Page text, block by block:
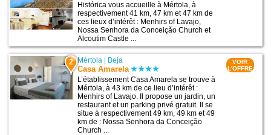
Histórica vous accueille à Mértola, à
respectivement 41 km, 47 km et 47 km de
ces lieux d’intérêt : Menhirs of Lavajo,
Nossa Senhora da Conceição Church et
Alcoutim Castle ...
2 Mértola Beja
Casa Amarela
L’établissement Casa Amarela se trouve à
Mértola, à 43 km de ce lieu d’intérêt :
Menhirs of Lavajo. Il propose un jardin, un
restaurant et un parking privé gratuit. Il se
situe à respectivement 49 km, 49 km et 49
km de : Nossa Senhora da Conceição
Church ...
VOIR
L'OFFRE